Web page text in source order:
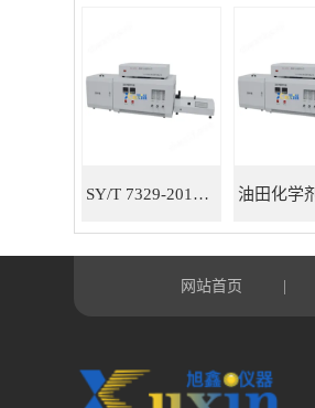
SY/T 7329-2016油田化学剂中有机氯测定仪器
网站首页